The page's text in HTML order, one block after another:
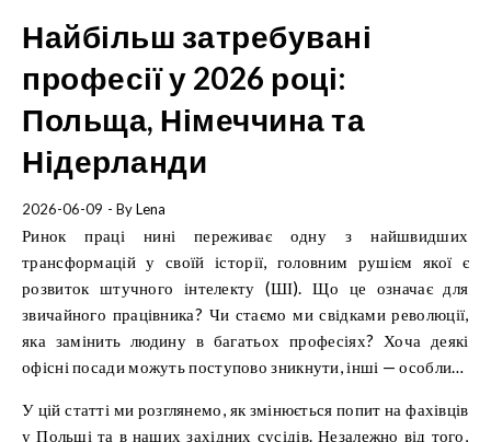
Найбільш затребувані
професії у 2026 році:
Польща, Німеччина та
Нідерланди
2026-06-09 - ByLena
Ринок праці нині переживає одну з найшвидших
трансформацій у своїй історії, головним рушієм якої є
розвиток штучного інтелекту (ШІ). Що це означає для
звичайного працівника? Чи стаємо ми свідками революції,
яка замінить людину в багатьох професіях? Хоча деякі
офісні посади можуть поступово зникнути, інші — особливо
кваліфікації, — стають більш затребуваними, ніж будь-коли
У цій статті ми розглянемо, як змінюється попит на фахівців
у Польщі та в наших західних сусідів. Незалежно від того,